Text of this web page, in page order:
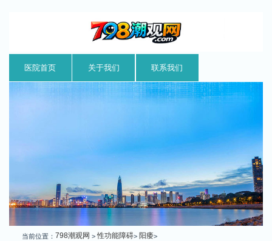
医院首页 关于我们 联系我们
当前位置： 798潮观网 >性功能障碍> 阳痿>